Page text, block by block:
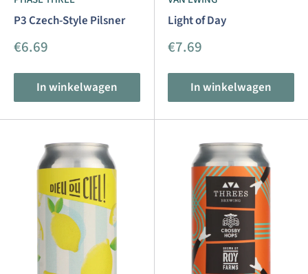
P3 Czech-Style Pilsner
Aanbiedingsprijs
€6.69
In winkelwagen
Light of Day
Aanbiedingsprijs
€7.69
In winkelwagen